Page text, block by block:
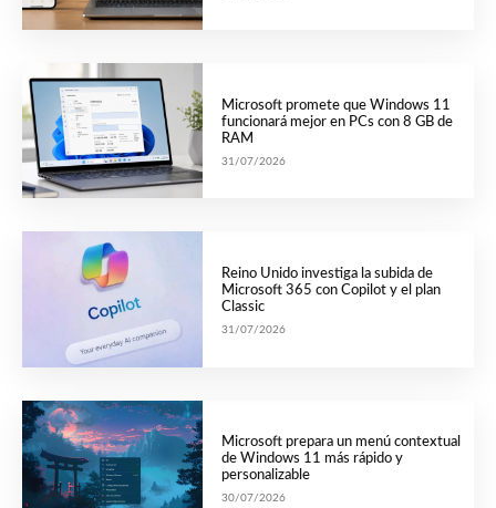
Microsoft promete que Windows 11
funcionará mejor en PCs con 8 GB de
RAM
31/07/2026
Reino Unido investiga la subida de
Microsoft 365 con Copilot y el plan
Classic
31/07/2026
Microsoft prepara un menú contextual
de Windows 11 más rápido y
personalizable
30/07/2026